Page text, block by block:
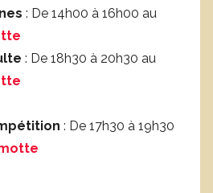
: De 14h00 à 16h00 au
: De 18h30 à 20h30 au
: De 17h30 à 19h30